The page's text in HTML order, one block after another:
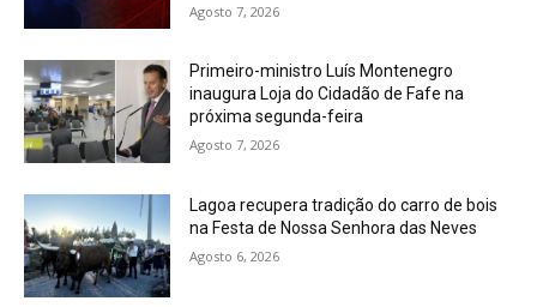
Agosto 7, 2026
Primeiro-ministro Luís Montenegro
inaugura Loja do Cidadão de Fafe na
próxima segunda-feira
Agosto 7, 2026
Lagoa recupera tradição do carro de bois
na Festa de Nossa Senhora das Neves
Agosto 6, 2026